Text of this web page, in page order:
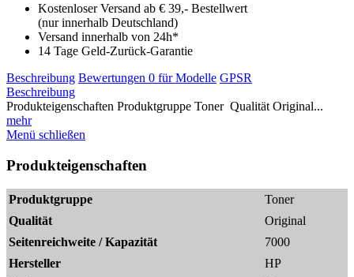
Kostenloser Versand ab € 39,- Bestellwert
(nur innerhalb Deutschland)
Versand innerhalb von 24h*
14 Tage Geld-Zurück-Garantie
Beschreibung Bewertungen 0 für Modelle GPSR
Beschreibung
Produkteigenschaften Produktgruppe Toner Qualität Original...
mehr
Menü schließen
Produkteigenschaften
Produktgruppe
Toner
Qualität
Original
Seitenreichweite / Kapazität
7000
Hersteller
HP